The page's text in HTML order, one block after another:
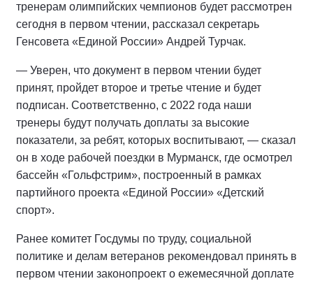
тренерам олимпийских чемпионов будет рассмотрен
сегодня в первом чтении, рассказал секретарь
Генсовета «Единой России» Андрей Турчак.
— Уверен, что документ в первом чтении будет
принят, пройдет второе и третье чтение и будет
подписан. Соответственно, с 2022 года наши
тренеры будут получать доплаты за высокие
показатели, за ребят, которых воспитывают, — сказал
он в ходе рабочей поездки в Мурманск, где осмотрел
бассейн «Гольфстрим», построенный в рамках
партийного проекта «Единой России» «Детский
спорт».
Ранее комитет Госдумы по труду, социальной
политике и делам ветеранов рекомендовал принять в
первом чтении законопроект о ежемесячной доплате